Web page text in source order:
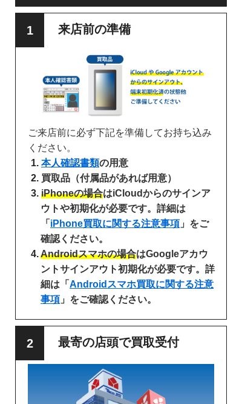
来店前の準備
ご来店前に必ず下記を準備してお持ち込み
ください。
本人確認書類の用意
買取品（付属品があれば用意）
iPhoneの場合はiCloudからのサインア
ウトや初期化が必要です。詳細は
「 iPhone買取に関する注意事項 」をご
確認ください。
Androidスマホの場合はGoogleアカウ
ントサインアウト初期化が必要です。詳
細は「 Androidスマホ買取に関する注意
事項 」をご確認ください。
最寄の店頭で買取受付